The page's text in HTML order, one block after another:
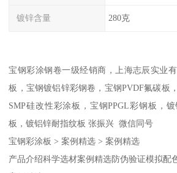
镀锌含量 280克
宝钢彩涂钢卷一级经销商，上海志辰实业
板，宝钢镀铝锌彩钢卷，宝钢PVDF氟碳板
SMP硅改性彩涂板，宝钢PPGL彩钢板，
板，镀铝锌耐指纹板 张振兴 微信同号
宝钢彩涂板 > 案例精选 > 案例精选
产品介绍科学选材案例精选防伪验证模拟配